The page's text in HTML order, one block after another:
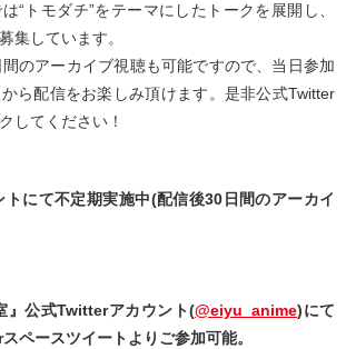
“トモダチ”をテーマにしたトークを展開し、
集しています。
のアーカイブ視聴も可能ですので、当日参加
ら配信をお楽しみ頂けます。是非公式Twitter
してください！
にて不定期実施中(配信後30日間のアーカイ
』公式Twitterアカウント(@eiyu_anime)にて
ペースツイートよりご参加可能。